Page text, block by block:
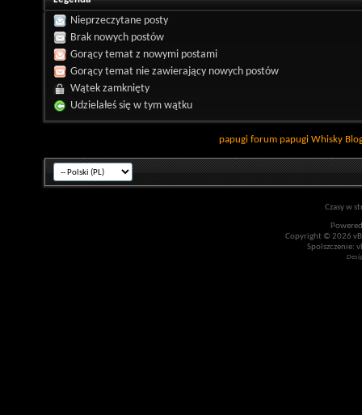
Nieprzeczytane posty
Brak nowych postów
Gorący temat z nowymi postami
Gorący temat nie zawierający nowych postów
Wątek zamknięty
Udzielałeś się w tym wątku
papugi forum papugi Whisky
Czasy w
Copyright © 2026
Spolszczenie: